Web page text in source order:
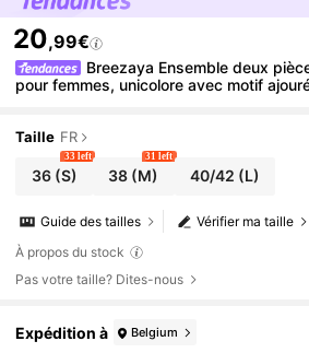
20,99€
Breezaya Ensemble deux
pour femmes, unicolore avec motif
Taille FR
36(S)
33 left
38 (M)
31 left
40/42 (L)
Vérifier ma taille
Guide des tailles
À propos du stock
Pas votre taille? Dites-nous
Expédition à Belgium